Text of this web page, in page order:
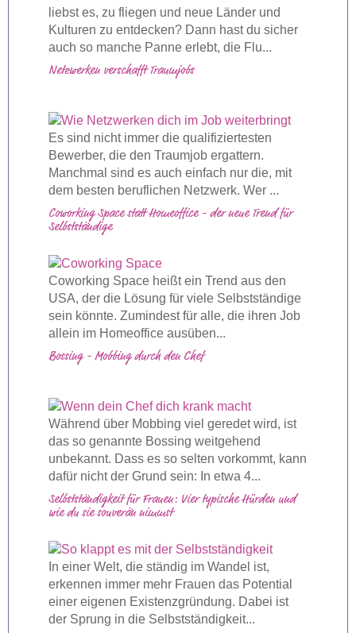
liebst es, zu fliegen und neue Länder und
Kulturen zu entdecken? Dann hast du sicher
auch so manche Panne erlebt, die Flu...
Netzwerken verschafft Traumjobs
Es sind nicht immer die qualifiziertesten
Bewerber, die den Traumjob ergattern.
Manchmal sind es auch einfach nur die, mit
dem besten beruflichen Netzwerk. Wer ...
Coworking Space statt Homeoffice - der neue Trend für
Selbstständige
Coworking Space heißt ein Trend aus den
USA, der die Lösung für viele Selbstständige
sein könnte. Zumindest für alle, die ihren Job
allein im Homeoffice ausüben...
Bossing - Mobbing durch den Chef
Während über Mobbing viel geredet wird, ist
das so genannte Bossing weitgehend
unbekannt. Dass es so selten vorkommt, kann
dafür nicht der Grund sein: In etwa 4...
Selbstständigkeit für Frauen: Vier typische Hürden und
wie du sie souverän nimmst
In einer Welt, die ständig im Wandel ist,
erkennen immer mehr Frauen das Potential
einer eigenen Existenzgründung. Dabei ist
der Sprung in die Selbstständigkeit...